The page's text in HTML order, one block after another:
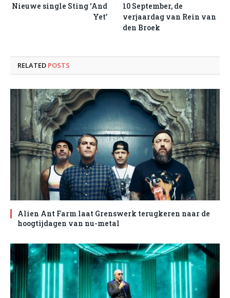
Nieuwe single Sting ‘And
Yet’
10 September, de
verjaardag van Rein van
den Broek
RELATED POSTS
Alien Ant Farm laat Grenswerk terugkeren naar de
hoogtijdagen van nu-metal